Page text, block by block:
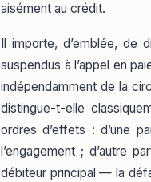
aisément au crédit.
Il importe, d’emblée,
suspendus à l’appel en
indépendamment de la
distingue-t-elle
ordres d’effets : d’une
l’engagement ; d’autre
débiteur principal — la